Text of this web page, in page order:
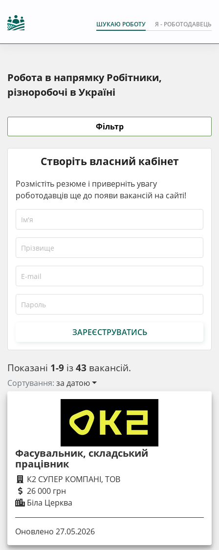
ШУКАЮ РОБОТУ Я - РОБОТОДАВЕЦЬ
Робота в напрямку Робітники,
різноробочі в Україні
Показані 1-9 із43 вакансій.
Сортування: за датою
Фасувальник, складський
працівник
К2 СУПЕР КОМПАНІ, ТОВ
26 000 грн
Біла Церква
Оновлено 27.05.2026
Фільтр
Створіть власний кабінет
Розмістіть резюме і приверніть увагу
роботодавців ще до появи вакансій на сайті!
ЗАРЕЄСТРУВАТИСЬ